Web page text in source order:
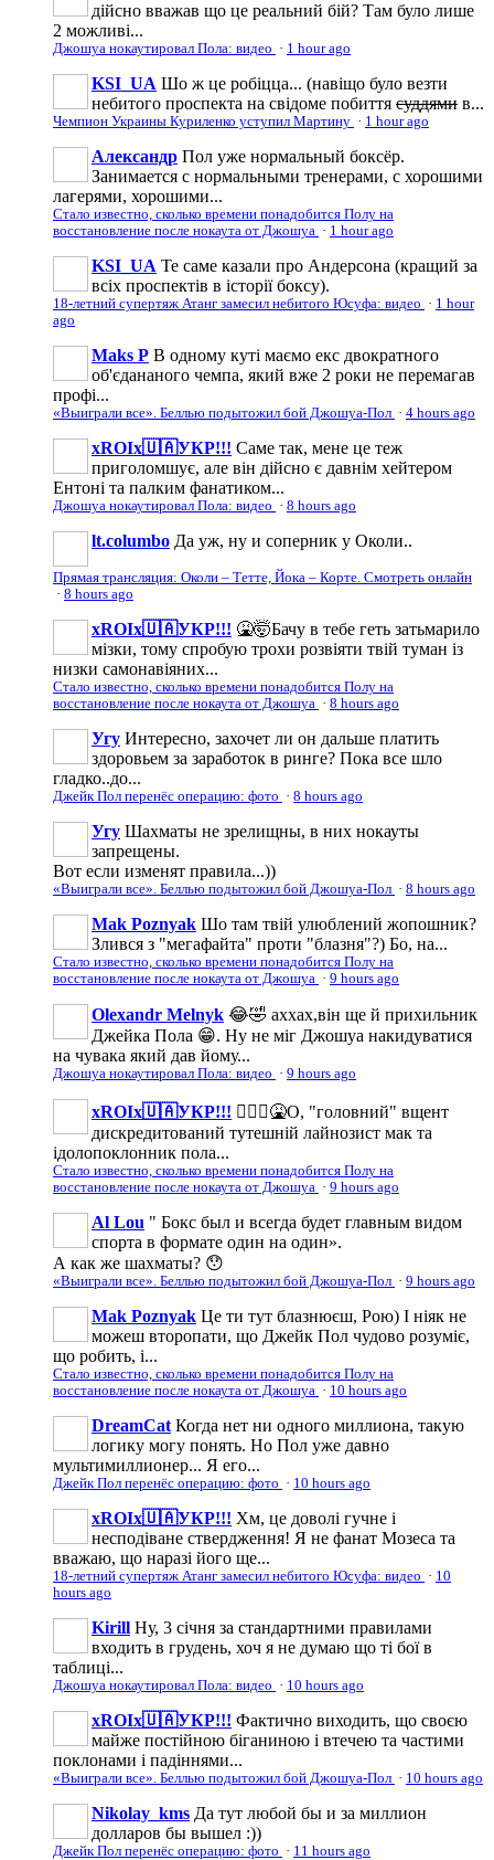
дійсно вважав що це реальний бій? Там було лише
2 можливі...
Джошуа нокаутировал Пола: видео · 1 hour ago
KSI_UA Шо ж це робіцца... (навіщо було везти
небитого проспекта на свідоме побиття суддями в...
Чемпион Украины Куриленко уступил Мартину · 1 hour ago
Александр Пол уже нормальный боксёр.
Занимается с нормальными тренерами, с хорошими
лагерями, хорошими...
Стало известно, сколько времени понадобится Полу на
восстановление после нокаута от Джошуа · 1 hour ago
KSI_UA Те саме казали про Андерсона (кращий за
всіх проспектів в історії боксу).
18-летний супертяж Атанг замесил небитого Юсуфа: видео · 1 hour
ago
Maks P В одному куті маємо екс двократного
об'єдананого чемпа, який вже 2 роки не перемагав
профі...
«Выиграли все». Беллью подытожил бой Джошуа-Пол · 4 hours ago
xROIx🇺🇦УКР!!! Саме так, мене це теж
приголомшує, але він дійсно є давнім хейтером
Ентоні та палким фанатиком...
Джошуа нокаутировал Пола: видео · 8 hours ago
lt.columbo Да уж, ну и соперник у Околи..
Прямая трансляция: Околи – Тетте, Йока – Корте. Смотреть онлайн
· 8 hours ago
xROIx🇺🇦УКР!!! 🤮🤯Бачу в тебе геть затьмарило
мізки, тому спробую трохи розвіяти твій туман із
низки самонавіяних...
Стало известно, сколько времени понадобится Полу на
восстановление после нокаута от Джошуа · 8 hours ago
Угу Интересно, захочет ли он дальше платить
здоровьем за заработок в ринге? Пока все шло
гладко..до...
Джейк Пол перенёс операцию: фото · 8 hours ago
Угу Шахматы не зрелищны, в них нокауты
запрещены.
Вот если изменят правила...))
«Выиграли все». Беллью подытожил бой Джошуа-Пол · 8 hours ago
Mak Poznyak Шо там твій улюблений жопошник?
Злився з "мегафайта" проти "блазня"?) Бо, на...
Стало известно, сколько времени понадобится Полу на
восстановление после нокаута от Джошуа · 9 hours ago
Olexandr Melnyk 😂🤣 аххах,він ще й прихильник
Джейка Пола 😁. Ну не міг Джошуа накидуватися
на чувака який дав йому...
Джошуа нокаутировал Пола: видео · 9 hours ago
xROIx🇺🇦УКР!!! 🤦🏻‍♂️🤮О, "головний" вщент
дискредитований тутешній лайнозист мак та
ідолопоклонник пола...
Стало известно, сколько времени понадобится Полу на
восстановление после нокаута от Джошуа · 9 hours ago
Al Lou " Бокс был и всегда будет главным видом
спорта в формате один на один».
А как же шахматы? 😯
«Выиграли все». Беллью подытожил бой Джошуа-Пол · 9 hours ago
Mak Poznyak Це ти тут блазнюєш, Рою) І ніяк не
можеш второпати, що Джейк Пол чудово розуміє,
що робить, і...
Стало известно, сколько времени понадобится Полу на
восстановление после нокаута от Джошуа · 10 hours ago
DreamCat Когда нет ни одного миллиона, такую
логику могу понять. Но Пол уже давно
мультимиллионер... Я его...
Джейк Пол перенёс операцию: фото · 10 hours ago
xROIx🇺🇦УКР!!! Хм, це доволі гучне і
несподіване ствердження! Я не фанат Мозеса та
вважаю, що наразі його ще...
18-летний супертяж Атанг замесил небитого Юсуфа: видео · 10
hours ago
Kirill Ну, 3 січня за стандартними правилами
входить в грудень, хоч я не думаю що ті бої в
таблиці...
Джошуа нокаутировал Пола: видео · 10 hours ago
xROIx🇺🇦УКР!!! Фактично виходить, що своєю
майже постійною біганиною і втечею та частими
поклонами і падіннями...
«Выиграли все». Беллью подытожил бой Джошуа-Пол · 10 hours ago
Nikolay_kms Да тут любой бы и за миллион
долларов бы вышел :))
Джейк Пол перенёс операцию: фото · 11 hours ago